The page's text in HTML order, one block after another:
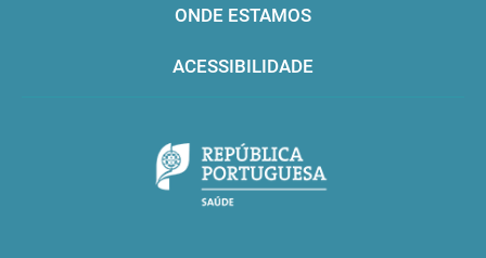
ONDE ESTAMOS
ACESSIBILIDADE